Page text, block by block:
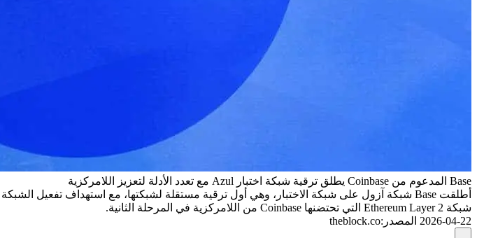
Base المدعوم من Coinbase يطلق ترقية شبكة اختبار Azul مع تعدد الأدلة لتعزيز اللامركزية
شبكة Ethereum Layer 2 التي تحتضنها Coinbase من اللامركزية في المرحلة الثانية.
2026-04-22 المصدر :
theblock.co